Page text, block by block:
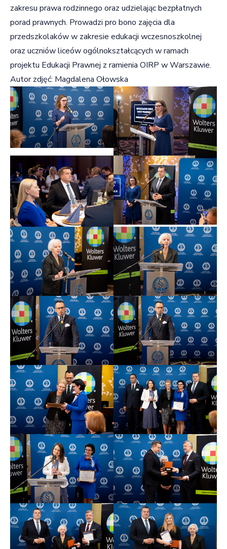
zakresu prawa rodzinnego oraz udzielając bezpłatnych
porad prawnych. Prowadzi pro bono zajęcia dla
przedszkolaków w zakresie edukacji wczesnoszkolnej
oraz uczniów liceów ogólnokształcących w ramach
projektu Edukacji Prawnej z ramienia OIRP w Warszawie.
Autor zdjęć: Magdalena Ołowska